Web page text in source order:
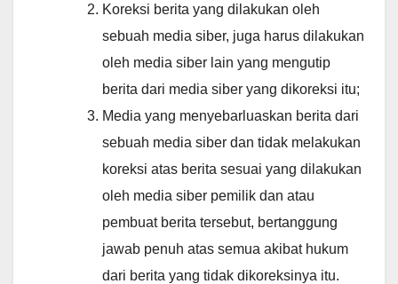
Koreksi berita yang dilakukan oleh
sebuah media siber, juga harus dilakukan
oleh media siber lain yang mengutip
berita dari media siber yang dikoreksi itu;
Media yang menyebarluaskan berita dari
sebuah media siber dan tidak melakukan
koreksi atas berita sesuai yang dilakukan
oleh media siber pemilik dan atau
pembuat berita tersebut, bertanggung
jawab penuh atas semua akibat hukum
dari berita yang tidak dikoreksinya itu.